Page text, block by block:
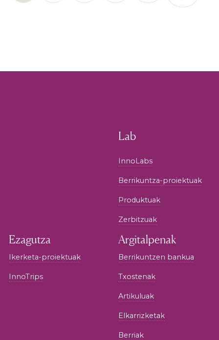
Lab
InnoLabs
Berrikuntza-proiektuak
Produktuak
Zerbitzuak
Ezagutza
Ikerketa-proiektuak
InnoTrips
Argitalpenak
Berrikuntzen bankua
Txostenak
Artikuluak
Elkarrizketak
Berriak